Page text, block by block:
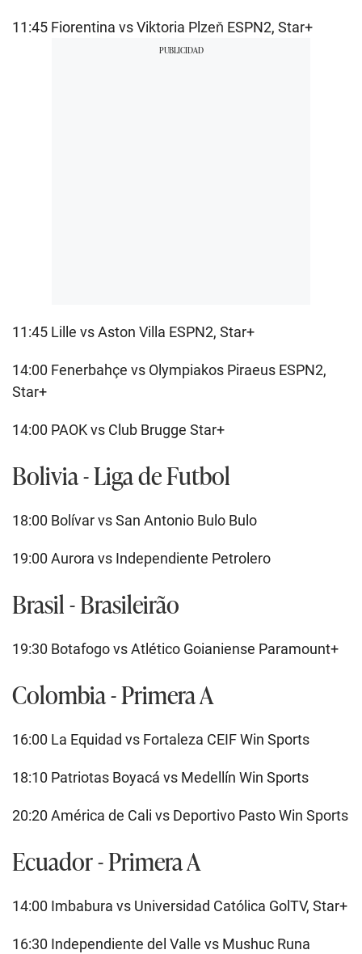
11:45 Fiorentina vs Viktoria Plzeň ESPN2, Star+
11:45 Lille vs Aston Villa ESPN2, Star+
14:00 Fenerbahçe vs Olympiakos Piraeus ESPN2,
Star+
14:00 PAOK vs Club Brugge Star+
Bolivia - Liga de Futbol
18:00 Bolívar vs San Antonio Bulo Bulo
19:00 Aurora vs Independiente Petrolero
Brasil - Brasileirão
19:30 Botafogo vs Atlético Goianiense Paramount+
Colombia - Primera A
16:00 La Equidad vs Fortaleza CEIF Win Sports
18:10 Patriotas Boyacá vs Medellín Win Sports
20:20 América de Cali vs Deportivo Pasto Win Sports
Ecuador - Primera A
14:00 Imbabura vs Universidad Católica GolTV, Star+
16:30 Independiente del Valle vs Mushuc Runa